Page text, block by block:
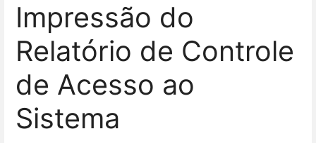
Impressão do
Relatório de Controle
de Acesso ao
Sistema